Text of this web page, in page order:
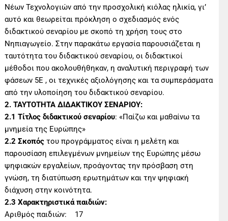
Νέων Τεχνολογιών από την προσχολική κιόλας ηλικία, γι’
αυτό και θεωρείται πρόκληση ο σχεδιασμός ενός
διδακτικού σεναρίου με σκοπό τη χρήση τους στο
Νηπιαγωγείο. Στην παρακάτω εργασία παρουσιάζεται η
ταυτότητα του διδακτικού σεναρίου, οι διδακτικοί
μέθοδοι που ακολουθήθηκαν, η αναλυτική περιγραφή των
φάσεων 5Ε , οι τεχνικές αξιολόγησης και τα συμπεράσματα
από την υλοποίηση του διδακτικού σεναρίου.
2. ΤΑΥΤΟΤΗΤΑ ΔΙΔΑΚΤΙΚΟΥ ΣΕΝΑΡΙΟΥ:
2.1 Τίτλος διδακτικού σεναρίου: «Παίζω και μαθαίνω τα
μνημεία της Ευρώπης»
2.2 Σκοπός του προγράμματος είναι η μελέτη και
παρουσίαση επιλεγμένων μνημείων της Ευρώπης μέσω
ψηφιακών εργαλείων, προάγοντας την πρόσβαση στη
γνώση, τη διατύπωση ερωτημάτων και την ψηφιακή
διάχυση στην κοινότητα.
2.3 Χαρακτηριστικά παιδιών:
Αριθμός παιδιών: 17